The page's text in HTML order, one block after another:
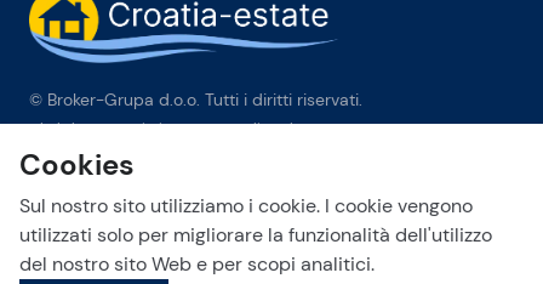
© Broker-Grupa d.o.o. Tutti i diritti riservati.
Obala kneza Branimira 1, 21000 Split-Phone: +385 98 384 007
Broker-grupa d.o.o. è membro esclusivo di Forbes Global
Properties in Croazia. Forbes® è un marchio registrato
utilizzato su licenza.
This site is protected by reCAPTCHA and the Google
Cookies
Sul nostro sito utilizziamo i cookie. I cookie vengono
utilizzati solo per migliorare la funzionalità dell'utilizzo
del nostro sito Web e per scopi analitici.